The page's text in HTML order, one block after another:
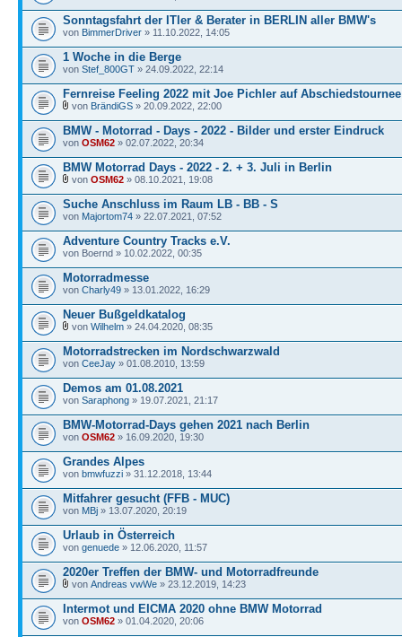
Sonntagsfahrt der ITler & Berater in BERLIN aller BMW's
von BimmerDriver » 11.10.2022, 14:05
1 Woche in die Berge
von Stef_800GT » 24.09.2022, 22:14
Fernreise Feeling 2022 mit Joe Pichler auf Abschiedstournee
von BrändiGS » 20.09.2022, 22:00
BMW - Motorrad - Days - 2022 - Bilder und erster Eindruck
von OSM62 » 02.07.2022, 20:34
BMW Motorrad Days - 2022 - 2. + 3. Juli in Berlin
von OSM62 » 08.10.2021, 19:08
Suche Anschluss im Raum LB - BB - S
von Majortom74 » 22.07.2021, 07:52
Adventure Country Tracks e.V.
von Boernd » 10.02.2022, 00:35
Motorradmesse
von Charly49 » 13.01.2022, 16:29
Neuer Bußgeldkatalog
von Wilhelm » 24.04.2020, 08:35
Motorradstrecken im Nordschwarzwald
von CeeJay » 01.08.2010, 13:59
Demos am 01.08.2021
von Saraphong » 19.07.2021, 21:17
BMW-Motorrad-Days gehen 2021 nach Berlin
von OSM62 » 16.09.2020, 19:30
Grandes Alpes
von bmwfuzzi » 31.12.2018, 13:44
Mitfahrer gesucht (FFB - MUC)
von MBj » 13.07.2020, 20:19
Urlaub in Österreich
von genuede » 12.06.2020, 11:57
2020er Treffen der BMW- und Motorradfreunde
von Andreas vwWe » 23.12.2019, 14:23
Intermot und EICMA 2020 ohne BMW Motorrad
von OSM62 » 01.04.2020, 20:06